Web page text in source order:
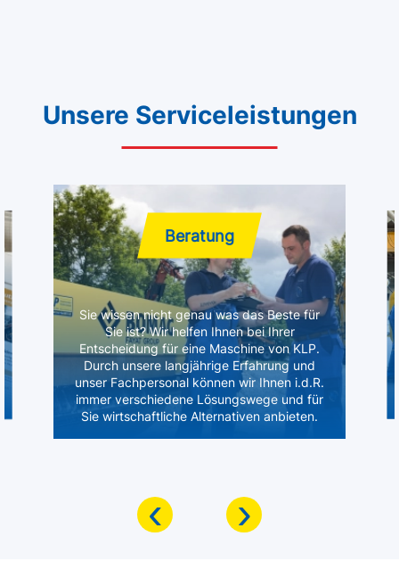
Unsere Serviceleistungen
Beratung
Sie wissen nicht genau was das Beste für
Sie ist? Wir helfen Ihnen bei Ihrer
Entscheidung für eine Maschine von KLP.
Durch unsere langjährige Erfahrung und
unser Fachpersonal können wir Ihnen i.d.R.
immer verschiedene Lösungswege und für
Sie wirtschaftliche Alternativen anbieten.
‹ ›